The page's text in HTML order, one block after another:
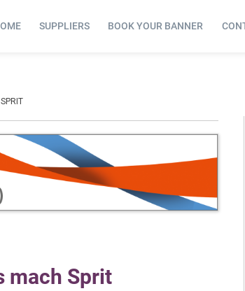
SUPPLIERS BOOK YOUR BANNER
mach Sprit